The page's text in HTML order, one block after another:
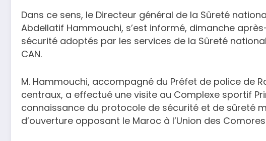
Dans ce sens, le Directeur général de la Sûreté
Abdellatif Hammouchi, s’est informé, dimanche
sécurité adoptés par les services de la Sûreté
CAN.
M. Hammouchi, accompagné du Préfet de police de
centraux, a effectué une visite au Complexe sportif
connaissance du protocole de sécurité et de sûreté
d’ouverture opposant le Maroc à l’Union des